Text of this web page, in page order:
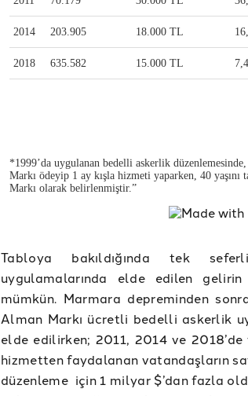
Tabloya bakıldığında tek
uygulamalarında elde edilen
mümkün. Marmara depreminden
Alman Markı ücretli bedelli askerlik
elde edilirken; 2011, 2014 ve
hizmetten faydalanan vatandaşların
düzenleme için 1 milyar $’dan fazla